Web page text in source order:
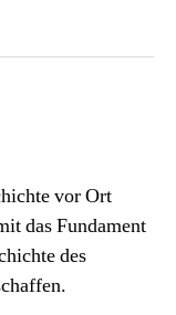
vor Ort
das Fundament
des